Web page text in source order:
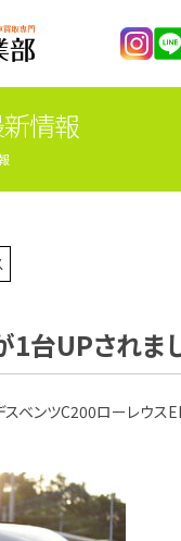
定
メーカ
情報
1台UPされま
ベンツC200ローレウ